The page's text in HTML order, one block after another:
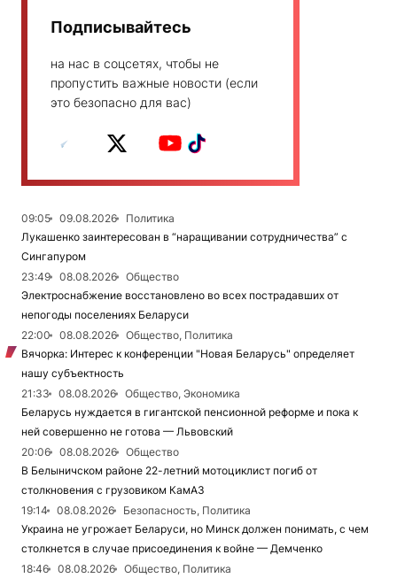
Подписывайтесь
на нас в соцсетях, чтобы не
пропустить важные новости (если
это безопасно для вас)
09:05 09.08.2026
Политика
Лукашенко заинтересован в “наращивании сотрудничества” с
Сингапуром
23:49
08.08.2026
Общество
Электроснабжение восстановлено во всех пострадавших от
непогоды поселениях Беларуси
22:00
08.08.2026
Общество, Политика
Вячорка: Интерес к конференции "Новая Беларусь" определяет
нашу субъектность
21:33
08.08.2026
Общество, Экономика
Беларусь нуждается в гигантской пенсионной реформе и пока к
ней совершенно не готова — Львовский
20:06
08.08.2026
Общество
В Белыничском районе 22-летний мотоциклист погиб от
столкновения с грузовиком КамАЗ
19:14
08.08.2026
Безопасность, Политика
Украина не угрожает Беларуси, но Минск должен понимать, с чем
столкнется в случае присоединения к войне — Демченко
18:46
08.08.2026
Общество, Политика